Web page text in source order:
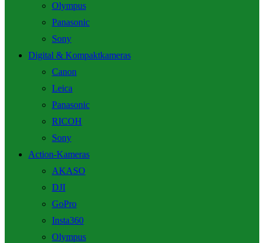
Olympus
Panasonic
Sony
Digital & Kompaktkameras
Canon
Leica
Panasonic
RICOH
Sony
Action-Kameras
AKASO
DJI
GoPro
Insta360
Olympus